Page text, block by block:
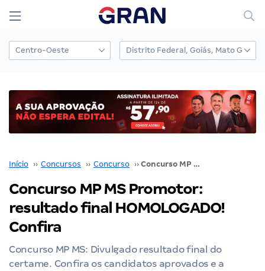
Início ›› Concursos ›› Concurso ›› Concurso MP MS Promotor: resultado final HOMOLOGADO! Confira
Concurso MP MS Promotor:
resultado final HOMOLOGADO!
Confira
Concurso MP MS: Divulgado resultado final do
certame. Confira os candidatos aprovados e a